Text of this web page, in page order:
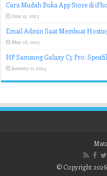
Cara Mudah Buka App Store di
June 15, 2023
Email Admin Saat Membuat
May 16, 2023
HP Samsung Galaxy C5 Pro:
January 11, 2024
© Copyright